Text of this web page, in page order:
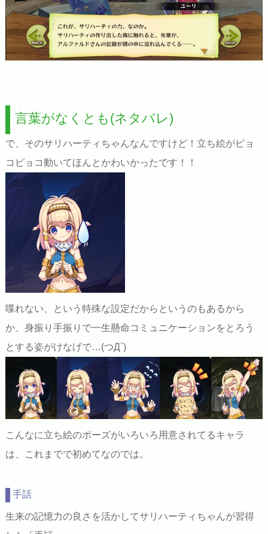
言葉がなくとも(ネタバレ)
で、そのサリハーティちゃんなんですけど！立ち絵がピョ
コピョコ動いてほんとかわいかったです！！
喋れない、という特殊な設定だからというのもあるから
か、身振り手振りで一生懸命コミュニケーションをとろう
とする姿がけなげで…(つД`)
こんなに立ち絵のポーズがいろいろ用意されてるキャラ
は、これまでで初めてなのでは。
手話
生来の記憶力の良さを活かしてサリハーティちゃんが習得